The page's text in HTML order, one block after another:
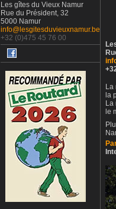
Les gîtes du Vieux Namur
Rue du Président, 32
5000 Namur
info@lesgitesduvieuxnamur.be
+32 (0)475 45 76 00
La
la
La
le